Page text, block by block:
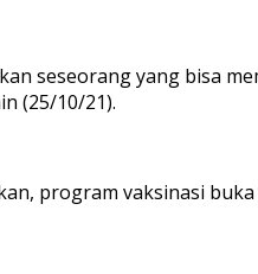
seseorang yang bisa
(25/10/21).
program vaksinasi